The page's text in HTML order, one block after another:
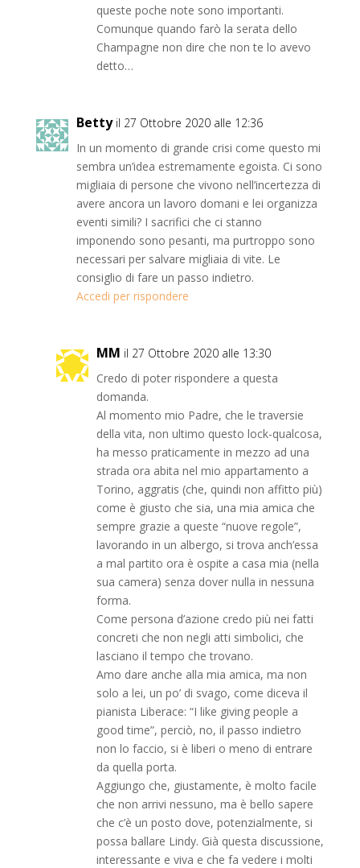
queste poche note sono importanti.
Comunque quando farò la serata dello
Champagne non dire che non te lo avevo
detto…
Betty il 27 Ottobre 2020 alle 12:36
In un momento di grande crisi come questo mi
sembra un’idea estremamente egoista. Ci sono
migliaia di persone che vivono nell’incertezza di
avere ancora un lavoro domani e lei organizza
eventi simili? I sacrifici che ci stanno
imponendo sono pesanti, ma purtroppo sono
necessari per salvare migliaia di vite. Le
consiglio di fare un passo indietro.
Accedi per rispondere
MM il 27 Ottobre 2020 alle 13:30
Credo di poter rispondere a questa
domanda.
Al momento mio Padre, che le traversie
della vita, non ultimo questo lock-qualcosa,
ha messo praticamente in mezzo ad una
strada ora abita nel mio appartamento a
Torino, aggratis (che, quindi non affitto più)
come è giusto che sia, una mia amica che
sempre grazie a queste “nuove regole”,
lavorando in un albergo, si trova anch’essa
a mal partito ora è ospite a casa mia (nella
sua camera) senza dover nulla in nessuna
forma.
Come persona d’azione credo più nei fatti
concreti che non negli atti simbolici, che
lasciano il tempo che trovano.
Amo dare anche alla mia amica, ma non
solo a lei, un po’ di svago, come diceva il
pianista Liberace: “I like giving people a
good time”, perciò, no, il passo indietro
non lo faccio, si è liberi o meno di entrare
da quella porta.
Aggiungo che, giustamente, è molto facile
che non arrivi nessuno, ma è bello sapere
che c’è un posto dove, potenzialmente, si
possa ballare Lindy. Già questa discussione,
interessante e viva e che fa vedere i molti